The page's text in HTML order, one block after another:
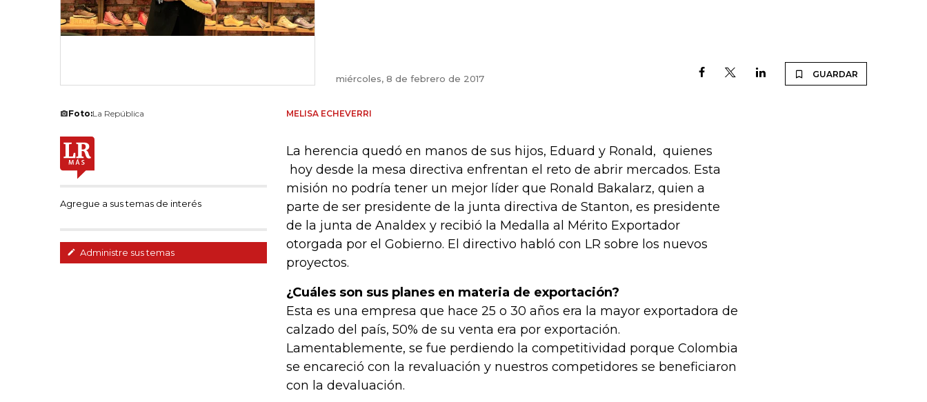
miércoles, 8 de febrero de 2017 GUARDAR
Foto:La República
Agregue a sus temas de interés
Administre sus temas
MELISA ECHEVERRI
La herencia quedó en manos de sus hijos, Eduard y Ronald, quienes
hoy desde la mesa directiva enfrentan el reto de abrir mercados. Esta
misión no podría tener un mejor líder que Ronald Bakalarz, quien a
parte de ser presidente de la junta directiva de Stanton, es presidente
de la junta de Analdex y recibió la Medalla al Mérito Exportador
otorgada por el Gobierno. El directivo habló con LR sobre los nuevos
proyectos.
¿Cuáles son sus planes en materia de exportación?
Esta es una empresa que hace 25 o 30 años era la mayor exportadora de
calzado del país, 50% de su venta era por exportación.
Lamentablemente, se fue perdiendo la competitividad porque Colombia
se encareció con la revaluación y nuestros competidores se beneficiaron
con la devaluación.